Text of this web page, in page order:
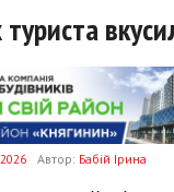
Автор: Бабій Ірина